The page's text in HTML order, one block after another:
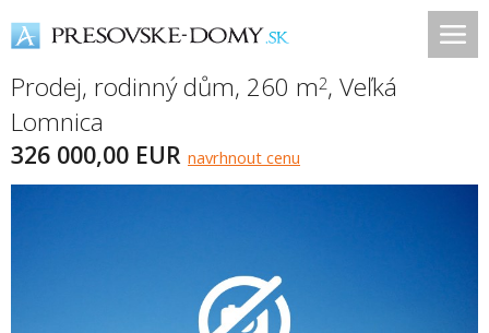
Prodej, rodinný dům, 260 m2, Veľká
Lomnica
326 000,00 EUR navrhnout cenu